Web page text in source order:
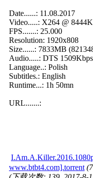
Date......: 11.08.2017
Video.....: X264 @
FPS.......: 25.000
Resolution: 1920x808
Size......: 7833MB
Audio.....: DTS
Language..: Polish
Subtitles.: English
Runtime...: 1h 50mn
URL.......:
www.btbt4.com].torrent